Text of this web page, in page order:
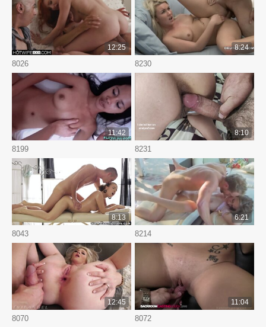
8026
12:25
8230
8:24
8199
11:42
8231
8:10
8043
8:13
8214
6:21
8070
12:45
8072
11:04